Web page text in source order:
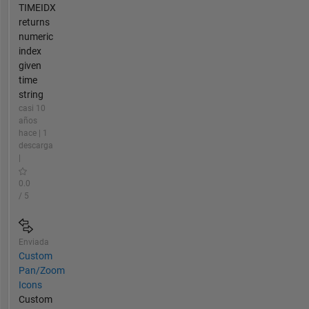
visualization
&
algorithm
development,
signal
&
image
processing,
all
sorts
scientific/engineering
computational
problem
TIMEIDX
returns
numeric
index
given
time
string
casi 10
años
hace | 1
descarga
0.0
/ 5
Enviada
Custom
Pan/Zoom
Icons
Custom